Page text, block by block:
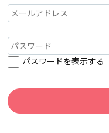
パスワードを表示する